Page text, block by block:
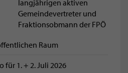
langjährigen aktiven
Gemeindevertreter und
Fraktionsobmann der FPÖ
Raum
1. + 2. Juli 2026